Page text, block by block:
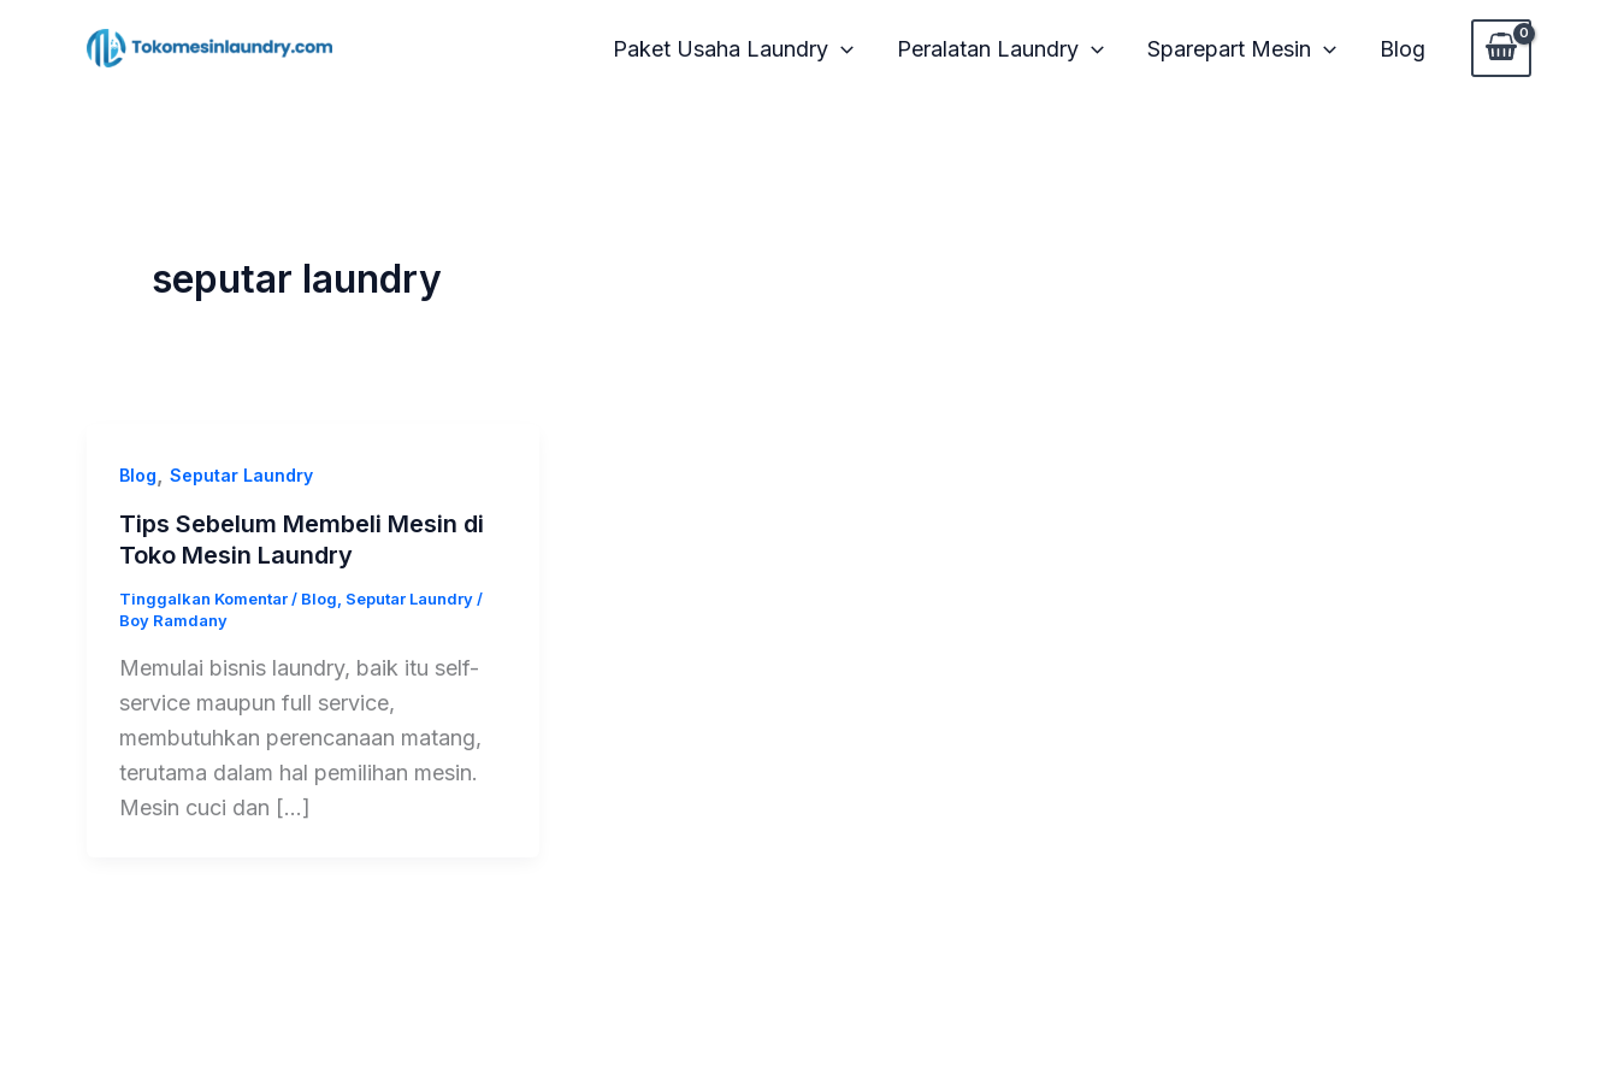
Paket Usaha Laundry Peralatan Laundry Sparepart Mesin Blog
seputar laundry
Blog Seputar Laundry
Tips Sebelum Membeli Mesin di
Toko Mesin Laundry
Tinggalkan Komentar/ Blog, Seputar Laundry/
Boy Ramdany
Memulai bisnis laundry, baik itu self-
service maupun full service,
membutuhkan perencanaan matang,
terutama dalam hal pemilihan mesin.
Mesin cuci dan […]